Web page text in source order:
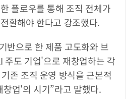
플로우를 통해 조직 전체가
환해야 한다고 강조했다.
반으로 한 제품 고도화와 브
주도 기업'으로 재창업하는 각
존 조직 운영 방식을 근본적
업'의 시기”라고 말했다.